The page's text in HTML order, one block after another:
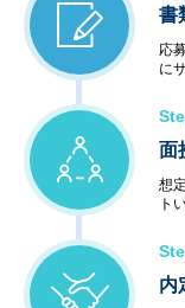
書
応
に
面
想
ト
内